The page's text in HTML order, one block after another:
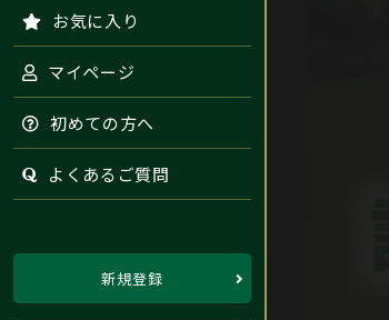
お気に入り
マイページ
初めての方へ
よくあるご質問
新規登録